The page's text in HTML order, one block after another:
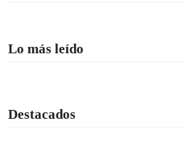
Lo más leído
Destacados